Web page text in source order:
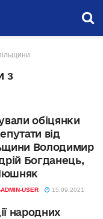
з
обіцянки
від
Володимир
Богданець,
USER 15.09.2021
народних